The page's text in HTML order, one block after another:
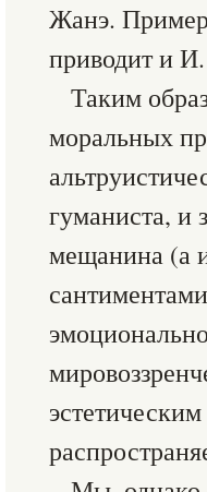
Жанэ. Пример
приводит и
Таким
моральных
гуманиста, и
мещанина (а